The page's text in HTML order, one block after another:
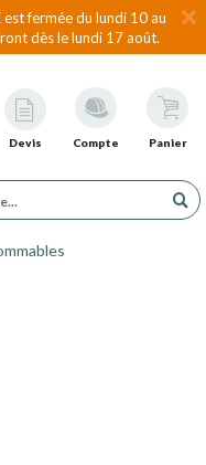
est fermée du lundi 10 au
dès le lundi 17 août.
Devis Compte Panier